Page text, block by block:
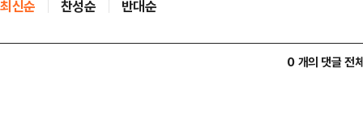
최신순 찬성순 반대순
0 개의 댓글 전